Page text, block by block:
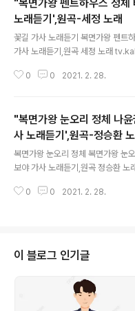
"복면가왕 펜트하우스 정체
노래듣기',원곡-세정 노래
꽃길 가사 노래듣기 복면가왕 펜트
가사 노래듣기,원곡 세정 노래
다 모자람 없이 주신 사랑이 과분하
기해버린 젊고 아름다운 당신의 계
으니까 바닥에 떨어지더라도 꽃길만
쳐다본 그 입가에는 미소가 폈지만
을 선물해주고 사랑해란 말이 그리
꽃을 피우려 작은 두 눈에 얼마나
ewind 돌이킬수록 더 미안 포기 안
0 0 2021. 2. 28.
"복면가왕 눈오리 정체 나
사 노래듣기',원곡-정승환
복면가왕 눈오리 정체 복면가왕 눈
보야 가사 노래듣기,원곡 정승환
주쳤을 때 가끔 들리는 너의 안부에
기다렸다면 내가 가진 현실은 초라
나 땜에 힘들다고 했잖아 행복해지
게 널 보냈는데 이 바보야 너 땜에
게 얇게 입었어 내 전부였던 눈빛이
히 반가워서 눈물이 흘러 어렸어서
0 0 2021. 2. 28.
이 블로그 인기글